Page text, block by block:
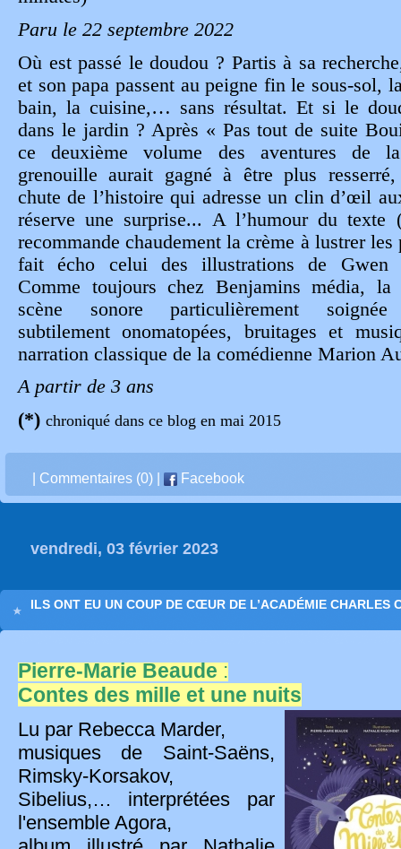
Paru le 22 septembre 2022
Où est passé le doudou ? Partis à sa
et son papa passent au peigne fin le sous-sol,
bain, la cuisine,… sans résultat. Et si le
dans le jardin ? Après « Pas tout de suite
ce deuxième volume des aventures de
grenouille aurait gagné à être plus
chute de l’histoire qui adresse un clin d’œil
réserve une surprise... A l’humour du texte
recommande chaudement la crème à lustrer les
fait écho celui des illustrations de Gwen
Comme toujours chez Benjamins média, la
scène sonore particulièrement
subtilement onomatopées, bruitages et
narration classique de la comédienne Marion
A partir de 3 ans
(*) chroniqué dans ce blog en mai 2015
Commentaires (0) Facebook
vendredi, 03 février 2023
ILS ONT EU UN COUP DE CŒUR DE L’ACADÉMIE CHARLES
Pierre-Marie Beaude:
Contes des mille et une nuits
Lu par Rebecca Marder,
musiques de Saint-Saëns,
Rimsky-Korsakov,
Sibelius,… interprétées par
l'ensemble Agora,